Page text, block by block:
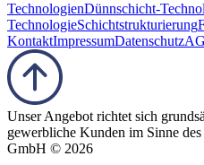
TechnologienDünnschicht-
TechnologieSchichtstrukturierung
KontaktImpressumDatenschutz
Unser Angebot richtet sich
gewerbliche Kunden im Sinne
GmbH © 2026